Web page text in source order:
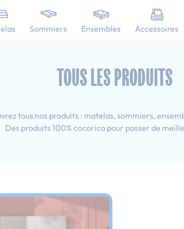
Sommiers Ensembles Accessoires
cm
TOUS LES PRODUITS
tous nos produits : matelas, sommiers,
Des produits 100% cocorico pour passer de